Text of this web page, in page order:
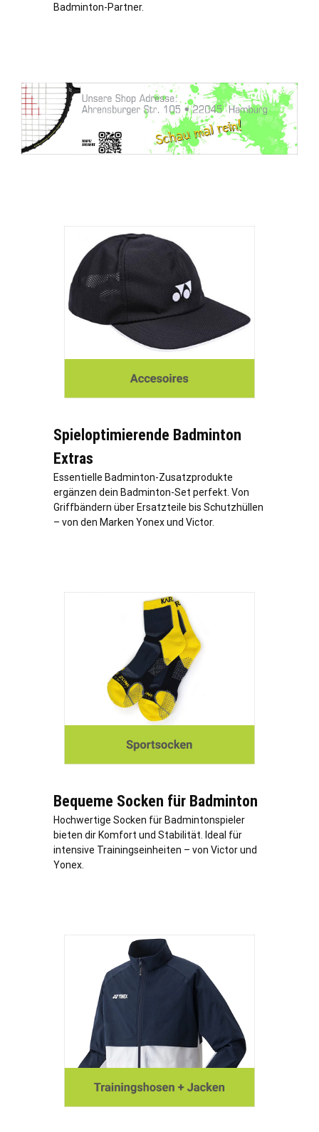
Badminton-Partner.
Spieloptimierende Badminton
Extras
Essentielle Badminton-Zusatzprodukte
ergänzen dein Badminton-Set perfekt. Von
Griffbändern über Ersatzteile bis Schutzhüllen
– von den Marken Yonex und Victor.
Bequeme Socken für Badminton
Hochwertige Socken für Badmintonspieler
bieten dir Komfort und Stabilität. Ideal für
intensive Trainingseinheiten – von Victor und
Yonex.